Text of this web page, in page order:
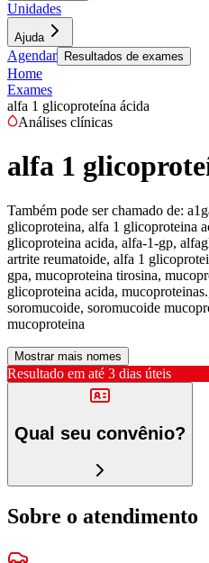
Unidades
Ajuda
Agendar Resultados de exames
Home
Exames
alfa 1 glicoproteína ácida
Análises clínicas
alfa 1
Também pode ser chamado de:
glicoproteina, alfa 1 glicoproteina
glicoproteina acida, alfa-1-gp,
artrite reumatoide, alfa 1
gpa, mucoproteina tirosina,
glicoproteina acida,
soromucoide, soromucoide
mucoproteina
Mostrar mais nomes
Resultado em até 3 dias úteis
Qual seu convênio?
Sobre o atendimento